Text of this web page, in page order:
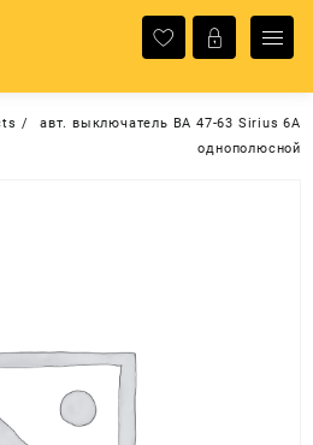
авт. выключатель ВА 47-63 Sirius 6А
однополюсной